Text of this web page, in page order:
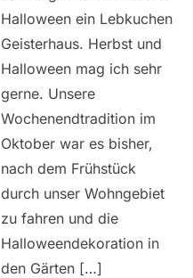
Halloween ein Lebkuchen
Geisterhaus. Herbst und
Halloween mag ich sehr
gerne. Unsere
Wochenendtradition im
Oktober war es bisher,
nach dem Frühstück
durch unser Wohngebiet
zu fahren und die
Halloweendekoration in
den Gärten […]